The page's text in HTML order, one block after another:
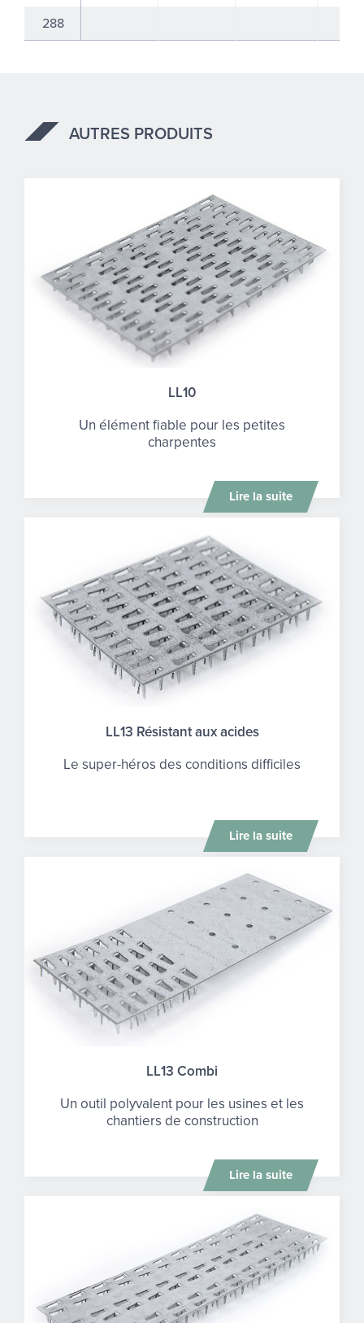
288
AUTRES PRODUITS
LL10
Un élément fiable pour les petites
charpentes
Lire la suite
LL13 Résistant aux acides
Le super-héros des conditions difficiles
Lire la suite
LL13 Combi
Un outil polyvalent pour les usines et les
chantiers de construction
Lire la suite